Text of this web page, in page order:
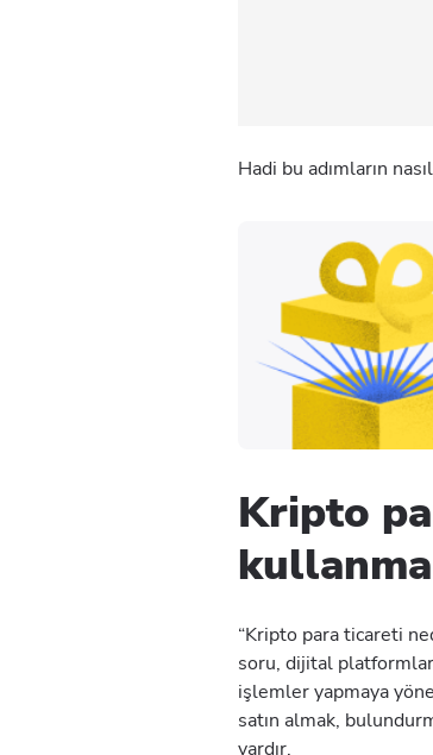
Hadi bu adımların
Kripto
kullanma
“Kripto para ticareti
soru, dijital
işlemler yapmaya
satın almak,
vardır.